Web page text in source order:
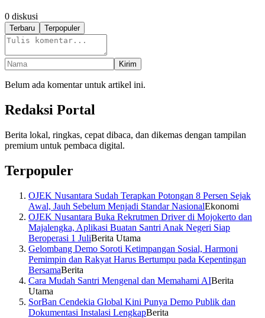
0 diskusi
Terbaru Terpopuler
Kirim
Belum ada komentar untuk artikel ini.
Redaksi Portal
Berita lokal, ringkas, cepat dibaca, dan dikemas dengan tampilan
premium untuk pembaca digital.
Terpopuler
OJEK Nusantara Sudah Terapkan Potongan 8 Persen Sejak
Awal, Jauh Sebelum Menjadi Standar NasionalEkonomi
OJEK Nusantara Buka Rekrutmen Driver di Mojokerto dan
Majalengka, Aplikasi Buatan Santri Anak Negeri Siap
Beroperasi 1 JuliBerita Utama
Gelombang Demo Soroti Ketimpangan Sosial, Harmoni
Pemimpin dan Rakyat Harus Bertumpu pada Kepentingan
BersamaBerita
Cara Mudah Santri Mengenal dan Memahami AIBerita
Utama
SorBan Cendekia Global Kini Punya Demo Publik dan
Dokumentasi Instalasi LengkapBerita